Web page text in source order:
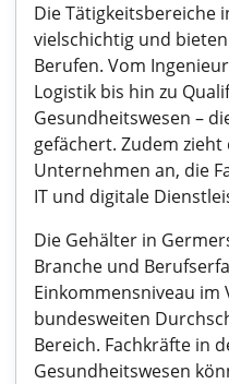
Die Tätigkeitsbereiche
vielschichtig und
Berufen. Vom
Logistik bis hin zu
Gesundheitswesen –
gefächert. Zudem zieht
Unternehmen an, die
IT und digitale
Die Gehälter in
Branche und
Einkommensniveau im
bundesweiten
Bereich. Fachkräfte in
Gesundheitswesen